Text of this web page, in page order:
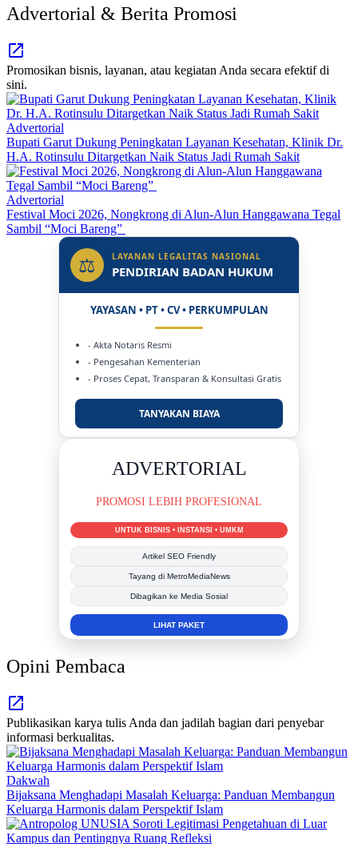
Advertorial & Berita Promosi
Promosikan bisnis, layanan, atau kegiatan Anda secara efektif di
sini.
Advertorial
Bupati Garut Dukung Peningkatan Layanan Kesehatan, Klinik Dr.
H.A. Rotinsulu Ditargetkan Naik Status Jadi Rumah Sakit
Advertorial
Festival Moci 2026, Nongkrong di Alun-Alun Hanggawana Tegal
Sambil “Moci Bareng”
⚖ LAYANAN LEGALITAS NASIONAL
PENDIRIAN BADAN HUKUM
YAYASAN • PT • CV • PERKUMPULAN
- Akta Notaris Resmi
- Pengesahan Kementerian
- Proses Cepat, Transparan & Konsultasi Gratis
TANYAKAN BIAYA
DUKUNG KAMI
BERSAMA METROMEDIANEWS.CO
MEDIA INFORMASI TERPERCAYA
Publikasi Kegiatan
Berita Promosi
Tingkatkan Branding Anda
INFO SELENGKAPNYA
Opini Pembaca
Publikasikan karya tulis Anda dan jadilah bagian dari penyebar
informasi berkualitas.
Dakwah
Bijaksana Menghadapi Masalah Keluarga: Panduan Membangun
Keluarga Harmonis dalam Perspektif Islam